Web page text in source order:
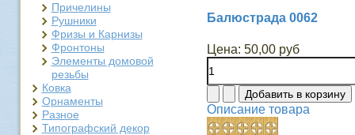
Причелины
Рушники
Фризы и Карнизы
Фронтоны
Элементы домовой
резьбы
Ковка
Орнаменты
Разное
Типографский декор
Балюстрада 0062
Цена: 50,00 руб
Описание товара